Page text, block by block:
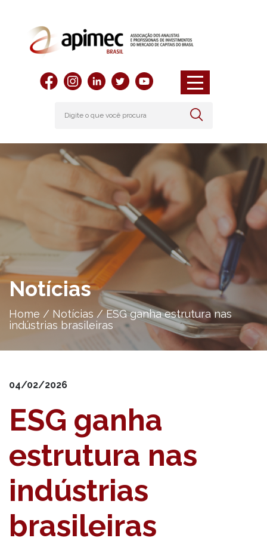
Notícias
Home / Notícias /ESG ganha estrutura nas
indústrias brasileiras
04/02/2026
ESG ganha
estrutura nas
indústrias
brasileiras